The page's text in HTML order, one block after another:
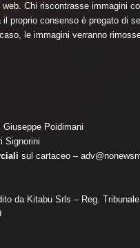
Chi riscontrasse immagini
il proprio consenso è pregato di
le immagini verranno
Giuseppe Poidimani
Signorini
sul cartaceo –
da Kitabu Srls – Reg.